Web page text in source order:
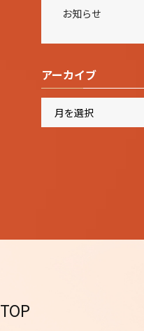
お知らせ
アーカイブ
TOP